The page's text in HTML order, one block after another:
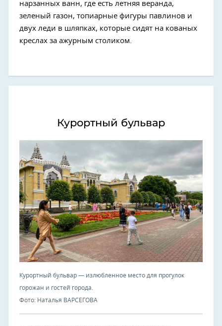
нарзанных ванн, где есть летняя веранда,
зеленый газон, топиарные фигуры павлинов и
двух леди в шляпках, которые сидят на кованых
креслах за ажурным столиком.
Курортный бульвар
Курортный бульвар — излюбленное место для прогулок
горожан и гостей города.
Фото: Наталья ВАРСЕГОВА